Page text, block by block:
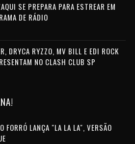
SE PREPARA PARA ESTREAR EM
DE RÁDIO
DRYCA RYZZO, MV BILL E EDI ROCK
NO CLASH CLUB SP
FORRÓ LANÇA "LA LA LA", VERSÃO